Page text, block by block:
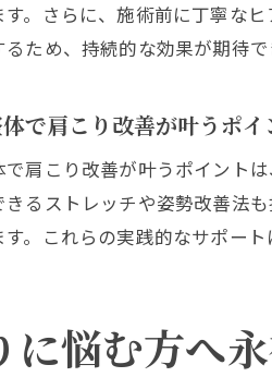
す。さらに、施術前に丁寧な
るため、持続的な効果が期待
で肩こり改善が叶うポイ
で肩こり改善が叶うポイント
きるストレッチや姿勢改善法
。これらの実践的なサポー
に悩む方へ